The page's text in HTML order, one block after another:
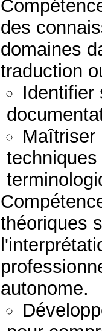
des
domaines
traduction
Identifier
Maîtriser
théoriques
autonome.